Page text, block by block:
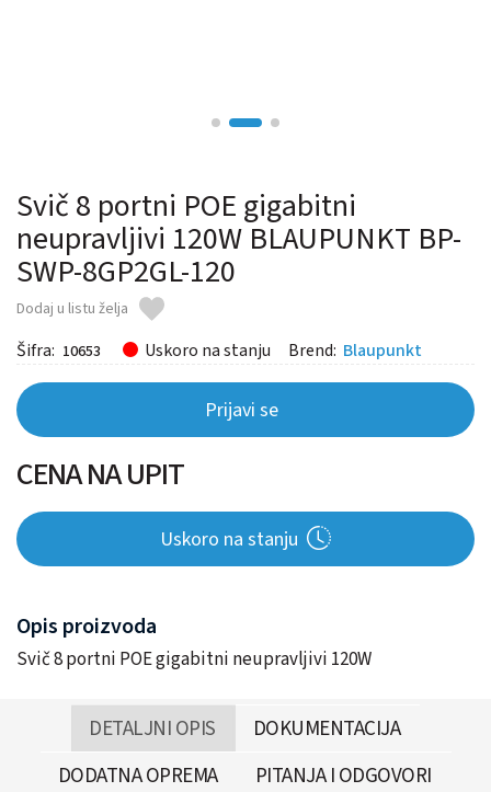
Svič 8 portni POE gigabitni
neupravljivi 120W BLAUPUNKT BP-
SWP-8GP2GL-120
Dodaj u listu želja
Šifra: 10653 Uskoro na stanju Brend: Blaupunkt
Prijavi se
CENA NA UPIT
Uskoro na stanju
Opis proizvoda
Svič 8 portni POE gigabitni neupravljivi 120W
DETALJNI OPIS
DOKUMENTACIJA
DODATNA OPREMA
PITANJA I ODGOVORI